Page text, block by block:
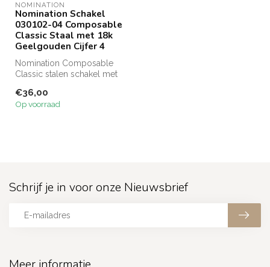
NOMINATION
Nomination Schakel
030102-04 Composable
Classic Staal met 18k
Geelgouden Cijfer 4
Nomination Composable
Classic stalen schakel met
€36,00
Op voorraad
Schrijf je in voor onze Nieuwsbrief